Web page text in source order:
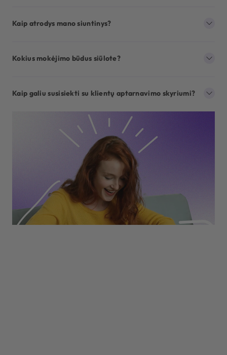
Kaip atrodys mano siuntinys?
Kokius mokėjimo būdus siūlote?
Kaip galiu susisiekti su klientų aptarnavimo skyriumi?